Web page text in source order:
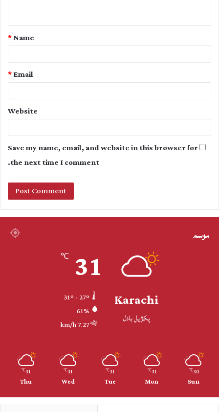
t
Name
*
Email
*
Website
Save my name, email, and website in this browser for
the next time I comment.
موسم
Karachi
پکڙيل بادل
31
℃
61%
7.27 km/h
30
℃
Sun
31
℃
Mon
31
℃
Tue
31
℃
Wed
31
℃
Thu